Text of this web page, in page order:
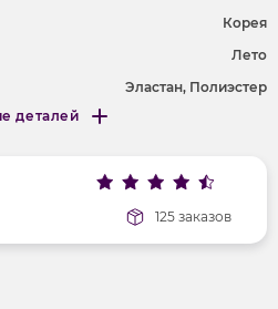
Корея
Лето
Эластан, Полиэстер
трикотажный
короткие
округлый
деталей
деталей
125 заказов